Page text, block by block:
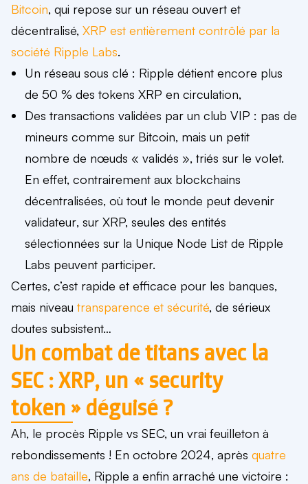
Bitcoin, qui repose sur un réseau ouvert et
décentralisé, XRP est entièrement contrôlé par la
société Ripple Labs.
Un réseau sous clé : Ripple détient encore plus
de 50 % des tokens XRP en circulation,
Des transactions validées par un club VIP : pas de
mineurs comme sur Bitcoin, mais un petit
nombre de nœuds « validés », triés sur le volet.
En effet, contrairement aux blockchains
décentralisées, où tout le monde peut devenir
validateur, sur XRP, seules des entités
sélectionnées sur la Unique Node List de Ripple
Labs peuvent participer.
Certes, c’est rapide et efficace pour les banques,
mais niveau transparence et sécurité, de sérieux
doutes subsistent…
Un combat de titans avec la
SEC : XRP, un « security
token » déguisé ?
Ah, le procès Ripple vs SEC, un vrai feuilleton à
rebondissements ! En octobre 2024, après quatre
ans de bataille, Ripple a enfin arraché une victoire :